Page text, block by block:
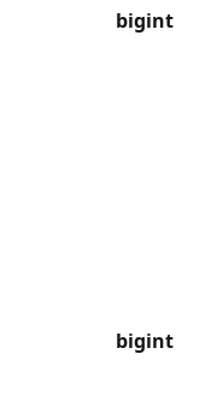
bigint
bigint